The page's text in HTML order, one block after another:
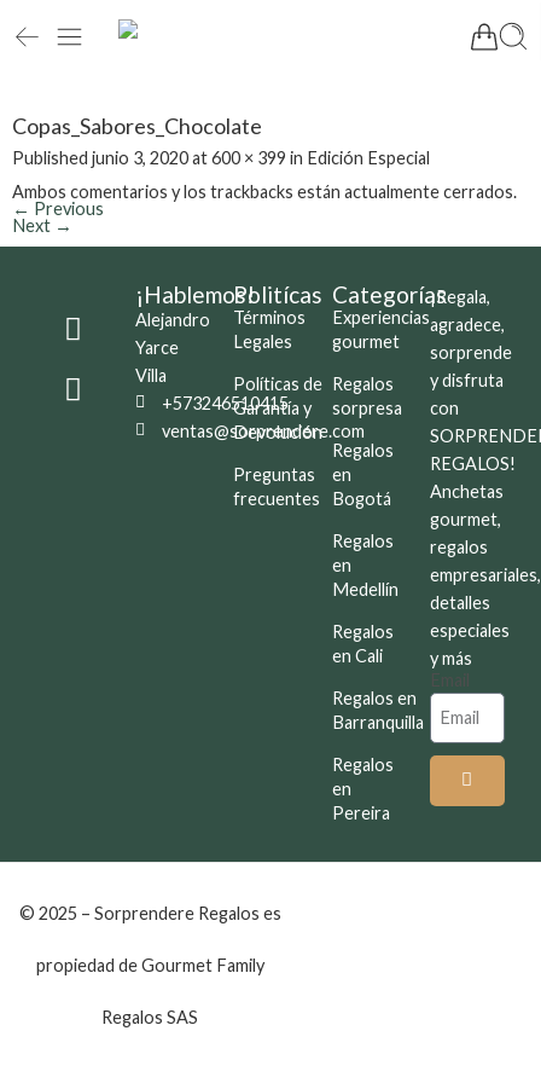
Copas_Sabores_Chocolate
Published junio 3, 2020at600 × 399 in Edición Especial
Ambos comentarios y los trackbacks están actualmente cerrados.
← Previous
Next →
¡Hablemos!
Alejandro
Yarce
Villa
+573246510415
ventas@sorprendere.com
Politícas
Términos
Legales
Políticas de
Garantía y
Devolución
Preguntas
frecuentes
Categorías
Experiencias
gourmet
Regalos
sorpresa
Regalos
en
Bogotá
Regalos
en
Medellín
Regalos
en Cali
Regalos en
Barranquilla
Regalos
en
Pereira
¡Regala,
agradece,
sorprende
y disfruta
con
REGALOS!
Anchetas
gourmet,
regalos
empresariales,
detalles
especiales
y más
Email
© 2025 – Sorprendere Regalos es
propiedad de Gourmet Family
Regalos SAS